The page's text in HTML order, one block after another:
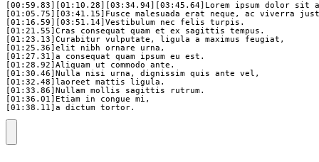
[00:59.83][01:10.28][03:34.94][03:45.64]Lorem ipsum dolor
[01:05.75][03:41.15]Fusce malesuada erat neque, ac viverra
[01:16.59][03:51.14]Vestibulum nec felis turpis.
[01:21.55]Cras consequat quam et ex sagittis tempus.
[01:23.13]Curabitur vulputate, ligula a maximus feugiat,
[01:25.36]elit nibh ornare urna,
[01:27.31]a consequat quam ipsum eu est.
[01:28.92]Aliquam ut commodo ante.
[01:30.46]Nulla nisi urna, dignissim quis ante vel,
[01:32.48]laoreet mattis ligula.
[01:33.86]Nullam mollis sagittis rutrum.
[01:36.01]Etiam in congue mi,
[01:38.11]a dictum tortor.